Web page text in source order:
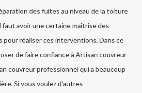
des fuites au niveau de la toiture
avoir une certaine maîtrise des
réaliser ces interventions. Dans ce
de faire confiance à Artisan couvreur
couvreur professionnel qui a beaucoup
Si vous voulez d'autres